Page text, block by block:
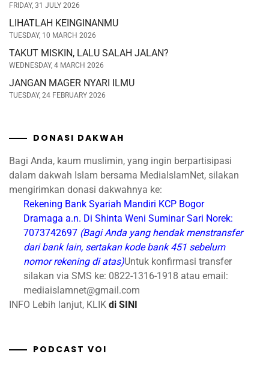
FRIDAY, 31 JULY 2026
LIHATLAH KEINGINANMU
TUESDAY, 10 MARCH 2026
TAKUT MISKIN, LALU SALAH JALAN?
WEDNESDAY, 4 MARCH 2026
JANGAN MAGER NYARI ILMU
TUESDAY, 24 FEBRUARY 2026
DONASI DAKWAH
Bagi Anda, kaum muslimin, yang ingin berpartisipasi
dalam dakwah Islam bersama MediaIslamNet, silakan
mengirimkan donasi dakwahnya ke:
Rekening Bank Syariah Mandiri KCP Bogor
Dramaga a.n. Di Shinta Weni Suminar Sari Norek:
7073742697 (Bagi Anda yang hendak menstransfer
dari bank lain, sertakan kode bank 451 sebelum
nomor rekening di atas)Untuk konfirmasi transfer
silakan via SMS ke: 0822-1316-1918 atau email:
mediaislamnet@gmail.com
INFO Lebih lanjut, KLIK di SINI
PODCAST VOI